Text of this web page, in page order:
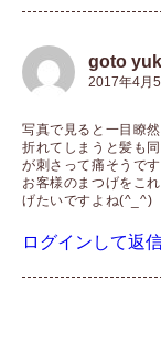
goto
2017年4月
写真で見ると一目瞭
折れてしまうと髪も
が刺さって痛そうです
お客様のまつげをこ
げたいですよね(^_^)
ログインして返